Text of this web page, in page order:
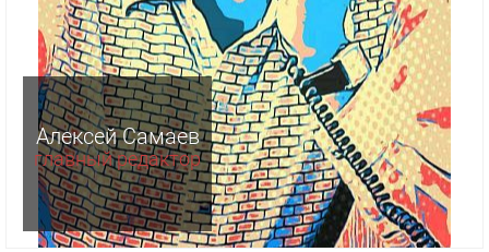
Алексей Самаев
главный редактор